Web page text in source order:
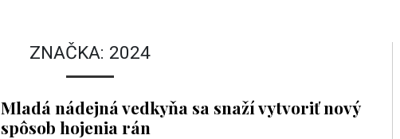
ZNAČKA: 2024
Mladá nádejná vedkyňa sa snaží vytvoriť nový
spôsob hojenia rán